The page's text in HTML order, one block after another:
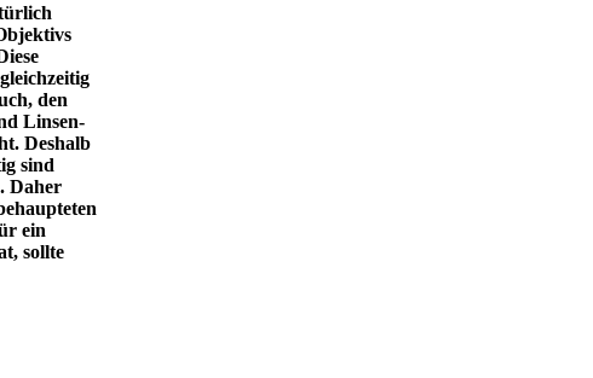
den
Linsen-
Deshalb
sind
Daher
ein
sollte